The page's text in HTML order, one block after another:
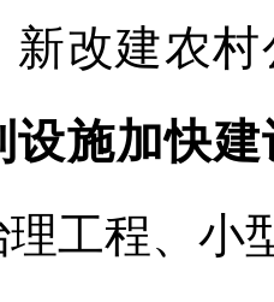
新改建农村
设施加快建
工程、小